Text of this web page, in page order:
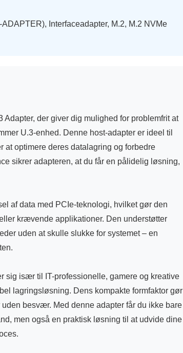
Interfaceadapter, M.2, M.2 NVMe
der giver dig mulighed for problemfrit at
U.3-enhed. Denne host-adapter er ideel til
at optimere deres datalagring og forbedre
sikrer adapteren, at du får en pålidelig løsning,
af data med PCIe-teknologi, hvilket gør den
krævende applikationer. Den understøtter
uden at skulle slukke for systemet – en
sig især til IT-professionelle, gamere og kreative
lagringsløsning. Dens kompakte formfaktor gør
besvær. Med denne adapter får du ikke bare
men også en praktisk løsning til at udvide dine